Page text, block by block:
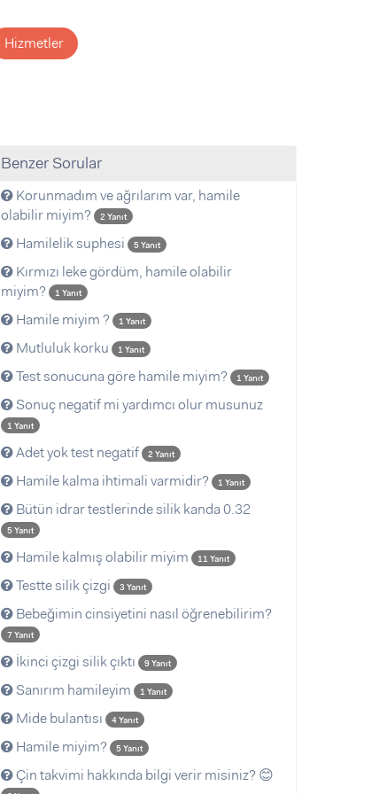
Hizmetler
Benzer Sorular
Korunmadım ve ağrılarım var, hamile
olabilir miyim?
2 Yanıt
Hamilelik suphesi 5 Yanıt
Kırmızı leke gördüm, hamile olabilir
miyim?
1 Yanıt
Hamile miyim ? 1 Yanıt
Mutluluk korku 1 Yanıt
Test sonucuna göre hamile miyim? 1 Yanıt
Sonuç negatif mi yardımcı olur musunuz
1 Yanıt
Adet yok test negatif 2 Yanıt
Hamile kalma ihtimali varmidir? 1 Yanıt
Bütün idrar testlerinde silik kanda 0.32
5 Yanıt
Hamile kalmış olabilir miyim 11 Yanıt
Testte silik çizgi 3 Yanıt
Bebeğimin cinsiyetini nasıl öğrenebilirim?
7 Yanıt
İkinci çizgi silik çıktı 9 Yanıt
Sanırım hamileyim 1 Yanıt
Mide bulantısı 4 Yanıt
Hamile miyim? 5 Yanıt
Çin takvimi hakkında bilgi verir misiniz? 😊